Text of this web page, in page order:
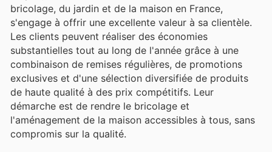
bricolage, du jardin et de la maison en France,
s'engage à offrir une excellente valeur à sa clientèle.
Les clients peuvent réaliser des économies
substantielles tout au long de l'année grâce à une
combinaison de remises régulières, de promotions
exclusives et d'une sélection diversifiée de produits
de haute qualité à des prix compétitifs. Leur
démarche est de rendre le bricolage et
l'aménagement de la maison accessibles à tous, sans
compromis sur la qualité.